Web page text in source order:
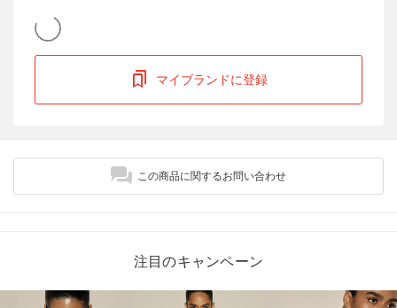
マイブランドに登録
この商品に関するお問い合わせ
注目のキャンペーン